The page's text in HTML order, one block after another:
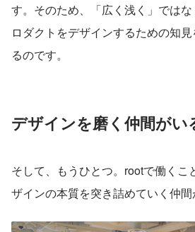
す。そのため、「広く浅く」ではな
ロダクトをデザインするための知
るのです。
デザインを磨く仲間がい
そして、もうひとつ。rootで働くこ
ザインの本質を突き詰めていく仲間